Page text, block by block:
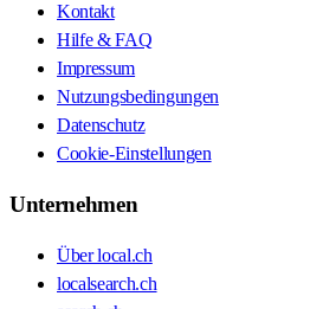
Kontakt
Hilfe & FAQ
Impressum
Nutzungsbedingungen
Datenschutz
Cookie-Einstellungen
Unternehmen
Über local.ch
localsearch.ch